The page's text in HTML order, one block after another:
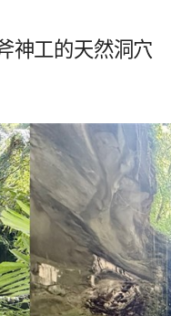
神工的天然洞穴